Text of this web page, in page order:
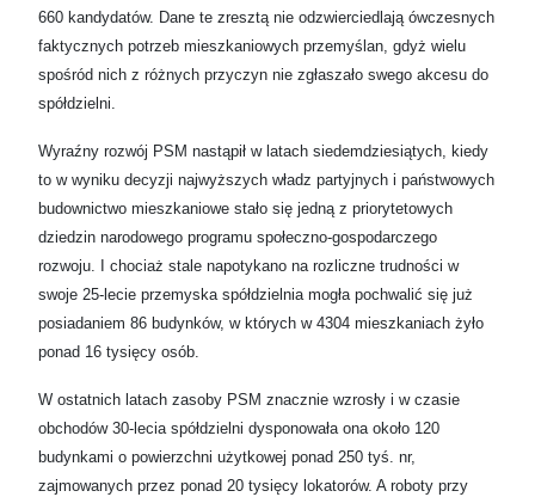
660 kandydatów. Dane te zresztą nie odzwierciedlają ówczesnych
faktycznych potrzeb mieszkaniowych przemyślan, gdyż wielu
spośród nich z różnych przyczyn nie zgłaszało swego akcesu do
spółdzielni.
Wyraźny rozwój PSM nastąpił w latach siedemdziesiątych, kiedy
to w wyniku decyzji najwyższych władz partyjnych i państwowych
budownictwo mieszkaniowe stało się jedną z priorytetowych
dziedzin narodowego programu społeczno-gospodarczego
rozwoju. I chociaż stale napotykano na rozliczne trudności w
swoje 25-lecie przemyska spółdzielnia mogła pochwalić się już
posiadaniem 86 budynków, w których w 4304 mieszkaniach żyło
ponad 16 tysięcy osób.
W ostatnich latach zasoby PSM znacznie wzrosły i w czasie
obchodów 30-lecia spółdzielni dysponowała ona około 120
budynkami o powierzchni użytkowej ponad 250 tyś. nr,
zajmowanych przez ponad 20 tysięcy lokatorów. A roboty przy